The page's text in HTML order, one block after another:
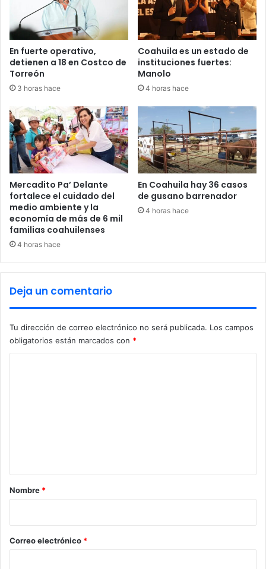
a
c
i
ó
n
e
m
a
t
e
r
a
d
e
s
e
u
d
n
c
i
a
p
r
a
v
o
t
a
r
e
n
C
o
i
l
En fuerte operativo,
detienen a 18 en Costco de
Torreón
3 horas hace
Coahuila es un estado de
instituciones fuertes:
Manolo
4 horas hace
Mercadito Pa’ Delante
fortalece el cuidado del
medio ambiente y la
economía de más de 6 mil
familias coahuilenses
4 horas hace
En Coahuila hay 36 casos
de gusano barrenador
4 horas hace
Deja un comentario
Tu dirección de correo electrónico no será publicada. Los campos
obligatorios están marcados con *
r
*
Nombre *
Correo electrónico *